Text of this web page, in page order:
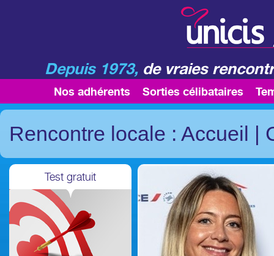
Depuis 1973, de vraies
Nos adhérents Sorties célibataires
Rencontre locale : Accueil |
Test gratuit